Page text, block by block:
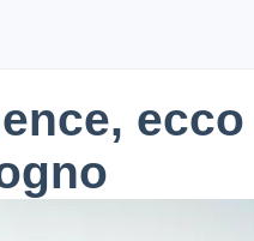
ecco